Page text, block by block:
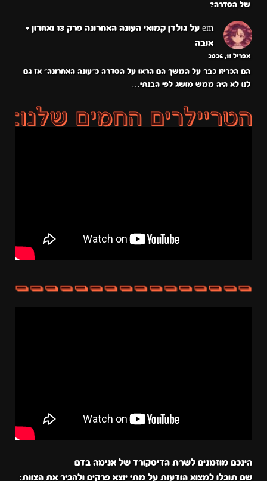
של הסדרה?
em על
גולדן קמואי העונה האחרונה פרק 13 ואחרון +
אובה
אפריל 11, 2026
הם הכריזו כבר על המשך הם הראו על הסדרה כ״עונה האחרונה״ אז גם
לנו לא היה ממש מושג לפי הבנתי…
הינכם מוזמנים לשרת הדיסקורד של אנימה בדם
שם תוכלו למצוא הודעות על מתי יוצא פרקים ולהכיר את הצוות: